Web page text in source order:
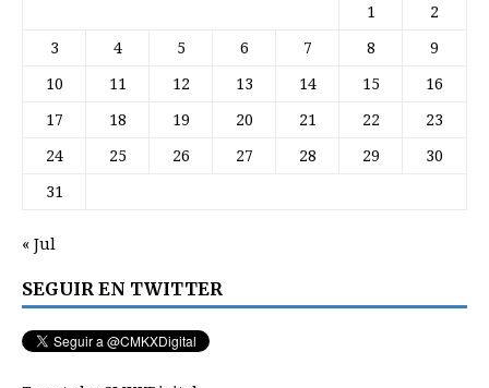
1 2
3 4 5 6 7 8 9
10 11 12 13 14 15 16
17 18 19 20 21 22 23
24 25 26 27 28 29 30
31
« Jul
SEGUIR EN TWITTER